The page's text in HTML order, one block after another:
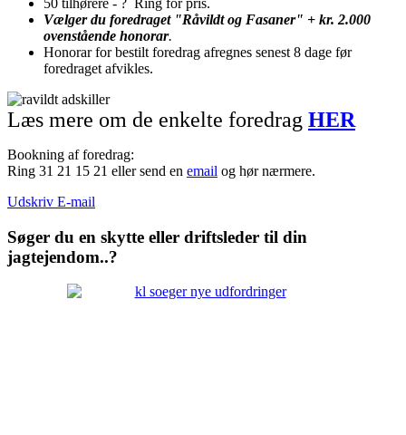
Vælger du foredraget "Råvildt og Fasaner" + kr. 2.000
ovenstående honorar.
Honorar for bestilt foredrag afregnes senest 8 dage før
foredraget afvikles.
Læs mere om de enkelte foredrag HER
Bookning af foredrag:
Ring 31 21 15 21 eller send en email og hør nærmere.
Udskriv E-mail
Søger du en skytte eller driftsleder til din
jagtejendom..?